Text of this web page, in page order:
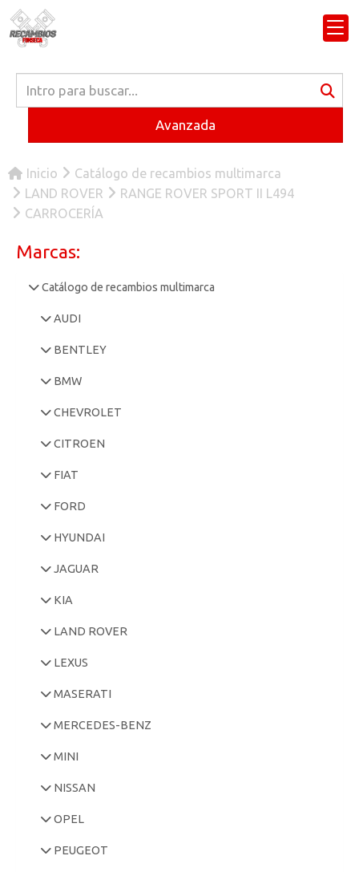
Avanzada
Inicio
Catálogo de recambios multimarca
LAND ROVER
RANGE ROVER SPORT II L494
CARROCERÍA
Marcas:
Catálogo de recambios multimarca
AUDI
BENTLEY
BMW
CHEVROLET
CITROEN
FIAT
FORD
HYUNDAI
JAGUAR
KIA
LAND ROVER
LEXUS
MASERATI
MERCEDES-BENZ
MINI
NISSAN
OPEL
PEUGEOT